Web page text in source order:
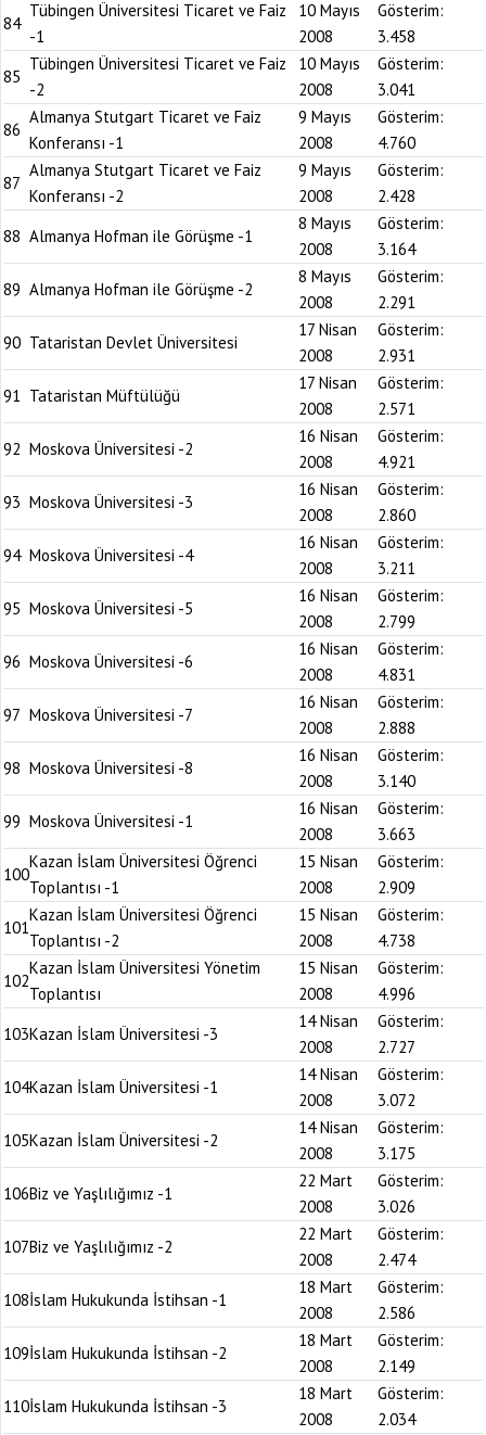
84
Tübingen Üniversitesi Ticaret ve Faiz
-1
10 Mayıs
2008
Gösterim:
3.458
85
Tübingen Üniversitesi Ticaret ve Faiz
-2
10 Mayıs
2008
Gösterim:
3.041
86
Almanya Stutgart Ticaret ve Faiz
Konferansı -1
9 Mayıs
2008
Gösterim:
4.760
87
Almanya Stutgart Ticaret ve Faiz
Konferansı -2
9 Mayıs
2008
Gösterim:
2.428
88 Almanya Hofman ile Görüşme -1
8 Mayıs
2008
Gösterim:
3.164
89 Almanya Hofman ile Görüşme -2
8 Mayıs
2008
Gösterim:
2.291
90 Tataristan Devlet Üniversitesi
17 Nisan
2008
Gösterim:
2.931
91 Tataristan Müftülüğü
17 Nisan
2008
Gösterim:
2.571
92 Moskova Üniversitesi -2
16 Nisan
2008
Gösterim:
4.921
93 Moskova Üniversitesi -3
16 Nisan
2008
Gösterim:
2.860
94 Moskova Üniversitesi -4
16 Nisan
2008
Gösterim:
3.211
95 Moskova Üniversitesi -5
16 Nisan
2008
Gösterim:
2.799
96 Moskova Üniversitesi -6
16 Nisan
2008
Gösterim:
4.831
97 Moskova Üniversitesi -7
16 Nisan
2008
Gösterim:
2.888
98 Moskova Üniversitesi -8
16 Nisan
2008
Gösterim:
3.140
99 Moskova Üniversitesi -1
16 Nisan
2008
Gösterim:
3.663
100
Kazan İslam Üniversitesi Öğrenci
Toplantısı -1
15 Nisan
2008
Gösterim:
2.909
101
Kazan İslam Üniversitesi Öğrenci
Toplantısı -2
15 Nisan
2008
Gösterim:
4.738
102
Kazan İslam Üniversitesi Yönetim
Toplantısı
15 Nisan
2008
Gösterim:
4.996
103Kazan İslam Üniversitesi -3
14 Nisan
2008
Gösterim:
2.727
104Kazan İslam Üniversitesi -1
14 Nisan
2008
Gösterim:
3.072
105Kazan İslam Üniversitesi -2
14 Nisan
2008
Gösterim:
3.175
106Biz ve Yaşlılığımız -1
22 Mart
2008
Gösterim:
3.026
107Biz ve Yaşlılığımız -2
22 Mart
2008
Gösterim:
2.474
108İslam Hukukunda İstihsan -1
18 Mart
2008
Gösterim:
2.586
109İslam Hukukunda İstihsan -2
18 Mart
2008
Gösterim:
2.149
110İslam Hukukunda İstihsan -3
18 Mart
2008
Gösterim:
2.034